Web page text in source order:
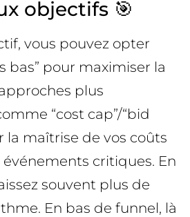
objectifs 🎯
vous pouvez opter
bas” pour maximiser la
plus
“cost cap”/“bid
la maîtrise de vos coûts
critiques. En
souvent plus de
En bas de funnel, là